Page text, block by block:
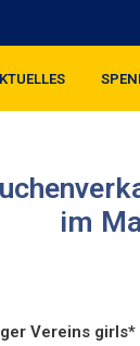
im
Vereins girls*